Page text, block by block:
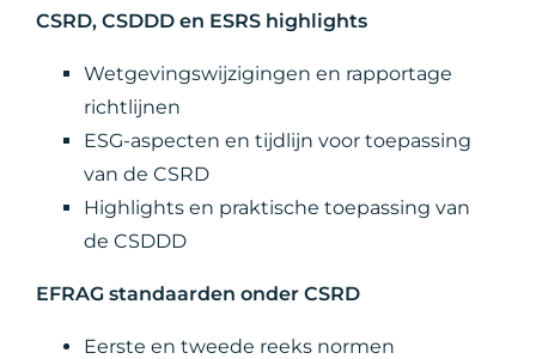
CSRD, CSDDD en ESRS highlights
Wetgevingswijzigingen en rapportage
richtlijnen
ESG-aspecten en tijdlijn voor toepassing
van de CSRD
Highlights en praktische toepassing van
de CSDDD
EFRAG standaarden onder CSRD
Eerste en tweede reeks normen